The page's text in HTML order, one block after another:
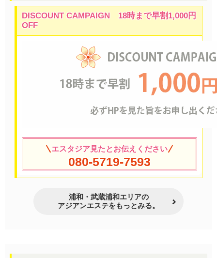
DISCOUNT CAMPAIGN 18時まで早割1,000円
OFF
エスタジア見たとお伝えください
080-5719-7593
浦和・武蔵浦和エリアの
アジアンエステをもっとみる。